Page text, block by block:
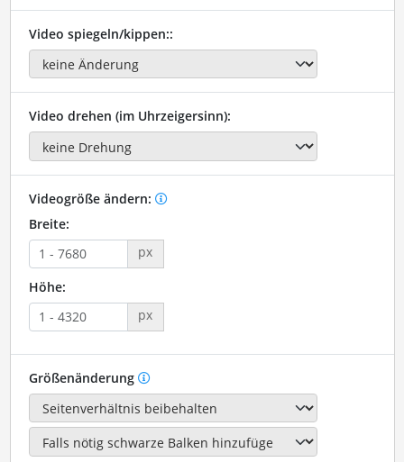
Video spiegeln/kippen::
Video drehen (im Uhrzeigersinn):
Videogröße ändern:
Breite:
px
Höhe:
px
Größenänderung